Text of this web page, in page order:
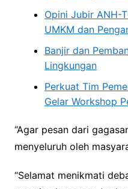
Opini Jubir ANH-
UMKM dan
Banjir dan
Lingkungan
Perkuat Tim
Gelar Workshop
“Agar pesan dari
menyeluruh oleh
“Selamat menikmati